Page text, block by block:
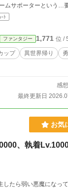
リスペクトし、パーテ
達は、大いに感謝をされて…
で1つ問題が起きた。 みんな
あまりにも強い力の為
をして、一部の者達か
ってしまうのだろうか？ この物語は
ｰﾄ
ファンタジー 1,771 位 /
ップ 異世界帰り
感
最終更新日
お気
、執着
したら弱い悪魔になっ